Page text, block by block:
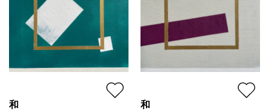
和 和